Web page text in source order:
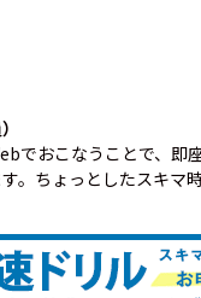
でおこなうことで、
。ちょっとしたスキ